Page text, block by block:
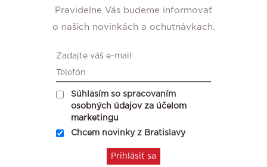
Pravidelne Vás budeme informovať
o našich novinkách a ochutnávkach.
Súhlasím so spracovaním
osobných údajov za účelom
marketingu
Chcem novinky z Bratislavy